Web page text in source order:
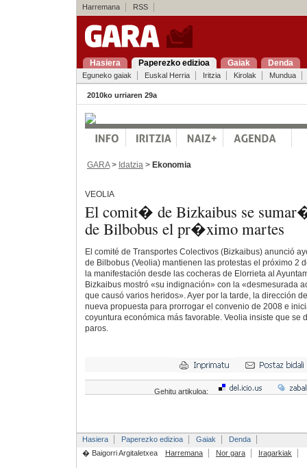
Harremana RSS
Hasiera Paperezko edizioa Gaiak Denda
Eguneko gaiak Euskal Herria Iritzia Kirolak Mundua
2010ko urriaren 29a
GARA> Idatzia > Ekonomia
VEOLIA
El comit� de Bizkaibus se
de Bilbobus el pr�ximo martes
El comité de Transportes Colectivos (Bizkaibus) anunció
de Bilbobus (Veolia) mantienen las protestas el próximo 2
la manifestación desde las cocheras de Elorrieta al
Bizkaibus mostró «su indignación» con la «desmesurada
que causó varios heridos». Ayer por la tarde, la dirección
nueva propuesta para prorrogar el convenio de 2008 e
coyuntura económica más favorable. Veolia insiste que se
paros.
Gehitu artikuloa:
Hasiera Paperezko edizioa Gaiak
Denda
� Baigorri Argitaletxea
Harremana Nor gara Iragarkiak